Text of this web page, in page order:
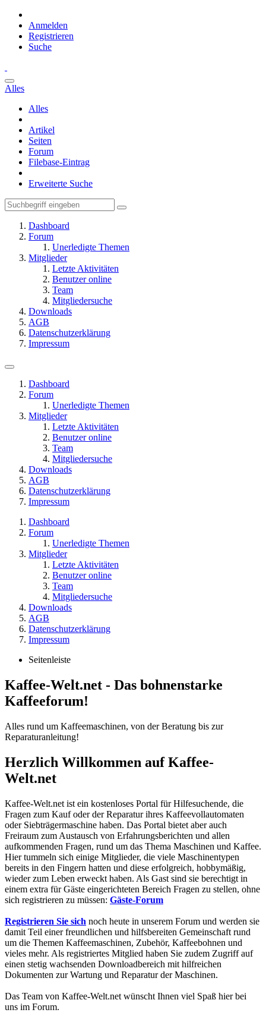
Anmelden
Registrieren
Suche
Alles
Alles
Artikel
Seiten
Forum
Filebase-Eintrag
Erweiterte Suche
Dashboard
Forum
Unerledigte Themen
Mitglieder
Letzte Aktivitäten
Benutzer online
Team
Mitgliedersuche
Downloads
AGB
Datenschutzerklärung
Impressum
Dashboard
Forum
Unerledigte Themen
Mitglieder
Letzte Aktivitäten
Benutzer online
Team
Mitgliedersuche
Downloads
AGB
Datenschutzerklärung
Impressum
Dashboard
Forum
Unerledigte Themen
Mitglieder
Letzte Aktivitäten
Benutzer online
Team
Mitgliedersuche
Downloads
AGB
Datenschutzerklärung
Impressum
Seitenleiste
Kaffee-Welt.net - Das bohnenstarke
Kaffeeforum!
Alles rund um Kaffeemaschinen, von der Beratung bis zur
Reparaturanleitung!
Herzlich Willkommen auf Kaffee-
Welt.net
Kaffee-Welt.net ist ein kostenloses Portal für Hilfesuchende, die
Fragen zum Kauf oder der Reparatur ihres Kaffeevollautomaten
oder Siebträgermaschine haben. Das Portal bietet aber auch
Freiraum zum Austausch von Erfahrungsberichten und allen
aufkommenden Fragen, rund um das Thema Maschinen und Kaffee.
Hier tummeln sich einige Mitglieder, die viele Maschinentypen
bereits in den Fingern hatten und diese erfolgreich, hobbymäßig,
wieder zum Leben erweckt haben. Als Gast sind sie berechtigt in
einem extra für Gäste eingerichteten Bereich Fragen zu stellen, ohne
sich registrieren zu müssen: Gäste-Forum
Registrieren Sie sich noch heute in unserem Forum und werden sie
damit Teil einer freundlichen und hilfsbereiten Gemeinschaft rund
um die Themen Kaffeemaschinen, Zubehör, Kaffeebohnen und
vieles mehr. Als registriertes Mitglied haben Sie zudem Zugriff auf
einen stetig wachsenden Downloadbereich mit hilfreichen
Dokumenten zur Wartung und Reparatur der Maschinen.
Das Team von Kaffee-Welt.net wünscht Ihnen viel Spaß hier bei
uns im Forum.